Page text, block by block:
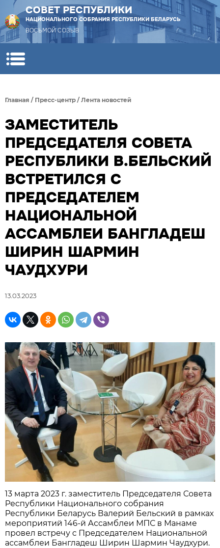
СОВЕТ РЕСПУБЛИКИ
НАЦИОНАЛЬНОГО СОБРАНИЯ РЕСПУБЛИКИ БЕЛАРУСЬ
ВОСЬМОЙ СОЗЫВ
Главная / Пресс-центр / Лента новостей
ЗАМЕСТИТЕЛЬ
ПРЕДСЕДАТЕЛЯ СОВЕТА
РЕСПУБЛИКИ В.БЕЛЬСКИЙ
ВСТРЕТИЛСЯ С
ПРЕДСЕДАТЕЛЕМ
НАЦИОНАЛЬНОЙ
АССАМБЛЕИ БАНГЛАДЕШ
ШИРИН ШАРМИН
ЧАУДХУРИ
13.03.2023
13 марта 2023 г. заместитель Председателя Совета
Республики Национального собрания
Республики Беларусь Валерий Бельский в рамках
мероприятий 146-й Ассамблеи МПС в Манаме
провел встречу с Председателем Национальной
ассамблеи Бангладеш Ширин Шармин Чаудхури.